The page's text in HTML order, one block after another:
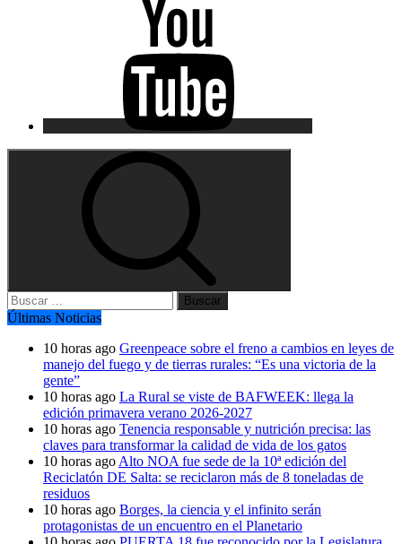
Buscar:
Últimas Noticias
10 horas ago Greenpeace sobre el freno a cambios en leyes de
manejo del fuego y de tierras rurales: “Es una victoria de la
gente”
10 horas ago La Rural se viste de BAFWEEK: llega la
edición primavera verano 2026-2027
10 horas ago Tenencia responsable y nutrición precisa: las
claves para transformar la calidad de vida de los gatos
10 horas ago Alto NOA fue sede de la 10ª edición del
Reciclatón DE Salta: se reciclaron más de 8 toneladas de
residuos
10 horas ago Borges, la ciencia y el infinito serán
protagonistas de un encuentro en el Planetario